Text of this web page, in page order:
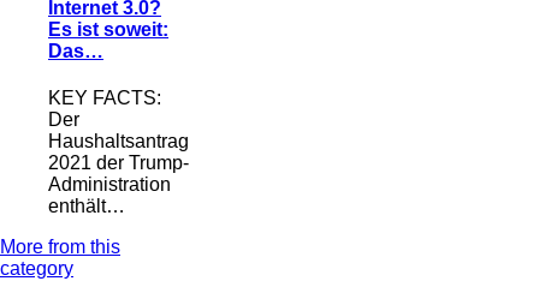
Internet 3.0?
Es ist soweit:
Das…
KEY FACTS:
Der
Haushaltsantrag
2021 der Trump-
Administration
enthält…
More from this
category